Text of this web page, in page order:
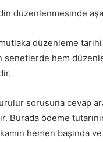
düzenlenmesinde
düzenleme tarihi
senetlerde hem
sorusuna cevap
Burada ödeme
hemen başında